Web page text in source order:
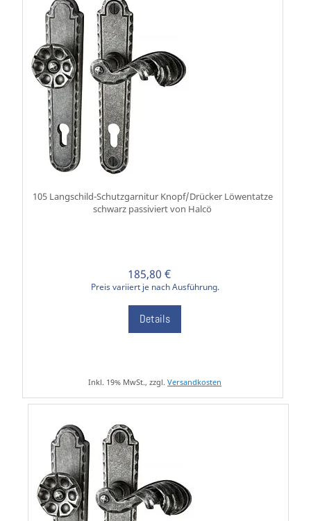
105 Langschild-Schutzgarnitur Knopf/Drücker Löwentatze
schwarz passiviert von Halcö
185,80 €
Preis variiert je nach Ausführung.
Details
Inkl. 19% MwSt., zzgl.Versandkosten